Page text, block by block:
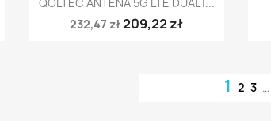
232,47 zł209,22 zł
1 2 3 …